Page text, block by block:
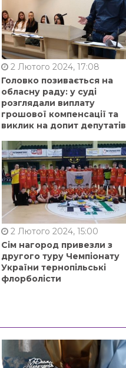
2 Лютого 2024, 17:08
Головко позивається на
обласну раду: у суді
розглядали виплату
грошової компенсації та
виклик на допит депутатів
2 Лютого 2024, 15:00
Сім нагород привезли з
другого туру Чемпіонату
України тернопільські
флорболісти